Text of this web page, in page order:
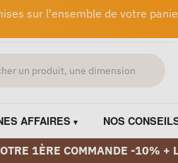
sur l'ensemble de votre
AFFAIRES NOS
1ÈRE COMMANDE -10%